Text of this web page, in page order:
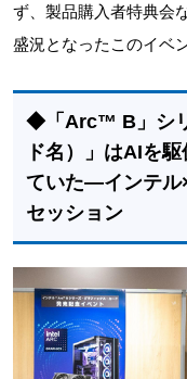
ず、製品購入者特典会
盛況となったこのイベ
◆「Arc™ B」シ
ド名）」はAIを
ていた―インテル
セッション